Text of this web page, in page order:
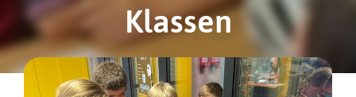
Klassen